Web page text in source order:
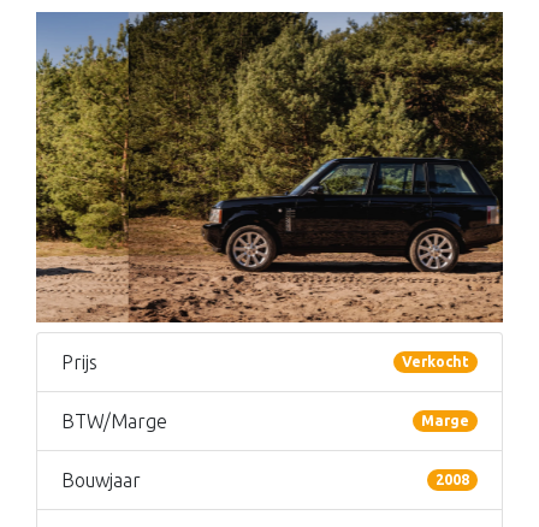
Prijs Verkocht
BTW/Marge Marge
Bouwjaar 2008